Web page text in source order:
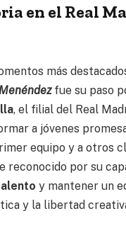
en el Real
más
fue su paso
, el filial del Real
a jóvenes
equipo y a otros
reconocido por su
y mantener un
y la libertad